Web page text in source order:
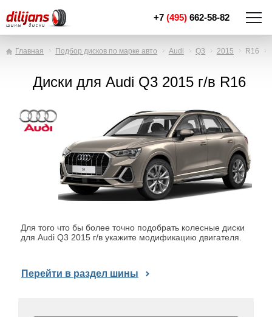
+7 (495) 662-58-82
Главная Подбор дисков по марке авто Audi Q3 2015 R16
Диски для Audi Q3 2015 г/в R16
Для того что бы более точно подобрать колесные диски
для Audi Q3 2015 г/в укажите модификацию двигателя.
Перейти в раздел шины